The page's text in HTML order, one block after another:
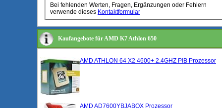
Bei fehlenden Werten, Fragen, Ergänzungen oder Fehlern
verwende dieses Kontaktformular
Kaufangebote für AMD K7 Athlon 650
AMD ATHLON 64 X2 4600+ 2.4GHZ PIB Prozessor
AMD AD7600YBJABOX Prozessor